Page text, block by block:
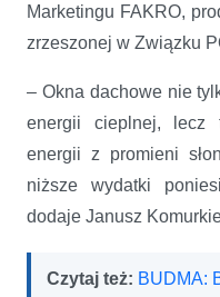
Marketingu FAKRO,
zrzeszonej w Związku
– Okna dachowe nie
energii cieplnej, lecz
energii z promieni
niższe wydatki
dodaje Janusz
Czytaj też: BUDMA: